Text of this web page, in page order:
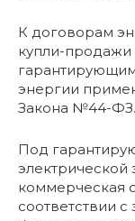
К договорам
купли-продажи
энергии
Закона №44-ФЗ.
Под
электрической
коммерческая
соответствии